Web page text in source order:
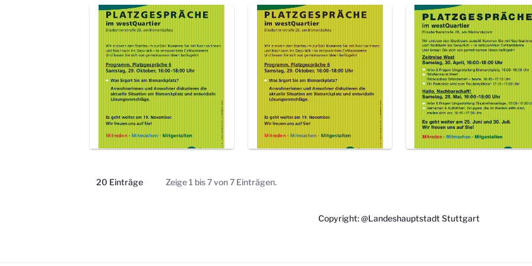
20 Einträge
Pro Seite Zeige 1 bis 7 von 7 Einträgen.
Copyright: @Landeshauptstadt Stuttgart